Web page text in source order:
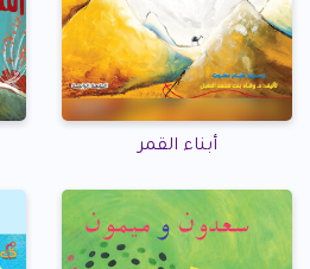
أبناء القمر